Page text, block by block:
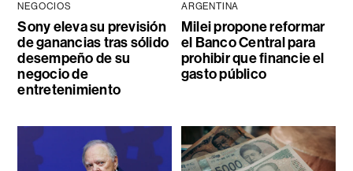
NEGOCIOS
Sony eleva su previsión
de ganancias tras sólido
desempeño de su
negocio de
entretenimiento
ARGENTINA
Milei propone reformar
el Banco Central para
prohibir que financie el
gasto público